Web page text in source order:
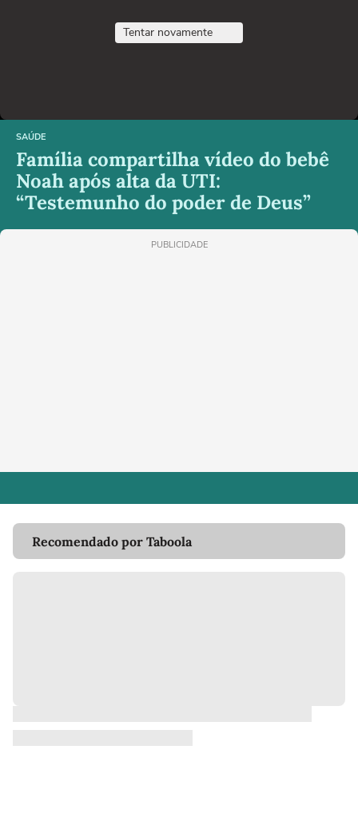
Tentar novamente
SAÚDE
Família compartilha vídeo do bebê
Noah após alta da UTI:
“Testemunho do poder de Deus”
PUBLICIDADE
Recomendado por Taboola